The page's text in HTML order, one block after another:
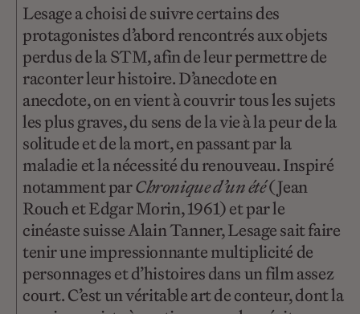
Lesage a choisi de suivre certains des
protagonistes d’abord rencontrés aux objets
perdus de la STM, afin de leur permettre de
raconter leur histoire. D’anecdote en
anecdote, on en vient à couvrir tous les sujets
les plus graves, du sens de la vie à la peur de la
solitude et de la mort, en passant par la
maladie et la nécessité du renouveau. Inspiré
notamment parChronique d’un été(Jean
Rouch et Edgar Morin, 1961) et par le
cinéaste suisse Alain Tanner, Lesage sait faire
tenir une impressionnante multiplicité de
personnages et d’histoires dans un film assez
court. C’est un véritable art de conteur, dont la